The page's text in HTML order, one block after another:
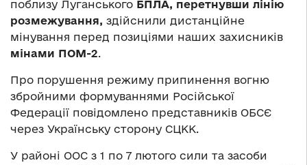
поблизу Луганського БПЛА, перетнувши лінію
розмежування, здійснили дистанційне
мінування перед позиціями наших захисників
мінами ПОМ-2.
Про порушення режиму припинення вогню
збройними формуваннями Російської
Федерації повідомлено представників ОБСЄ
через Українську сторону СЦКК.
У районі ООС з 1 по 7 лютого сили та засоби